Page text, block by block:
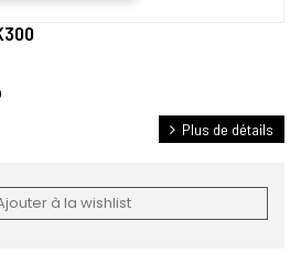
Plus de détails
à la wishlist